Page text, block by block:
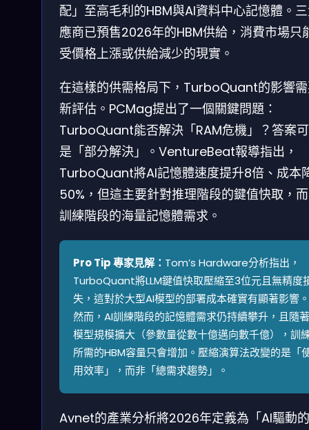
配」至高毛利的HBM與AI資料中心記憶體。
應商已預售2026年的HBM供給，消費市場只
受價格上漲或供給減少的現實。
在這樣的供需格局下，TurboQuant的影響
新評估。PCMag提出了一個關鍵問題：
TurboQuant能否解決「RAM危機」？答案
是「部分解決」。VentureBeat報導指出，
TurboQuant將AI記憶體速度提升8倍、成本
50%，但這主要針對推理階段的鍵值快取，
訓練階段的海量記憶體需求。
Pro Tip 專家見解： Tom’s Hardware分析指出，
TurboQuant將LLM鍵值快取壓縮至3位元且無精度
失，這對於大型AI模型的部署成本確實有顯著影響。
然而，AI訓練階段的記憶體需求仍持續攀升，且隨著
模型規模擴大（參數量從數十億邁向數千億），訓
所需的HBM容量只會增加。壓縮演算法改變的是「
用效率」，而非「總需求趨勢」。
Avnet的產業分析將2026年定義為「AI驅動